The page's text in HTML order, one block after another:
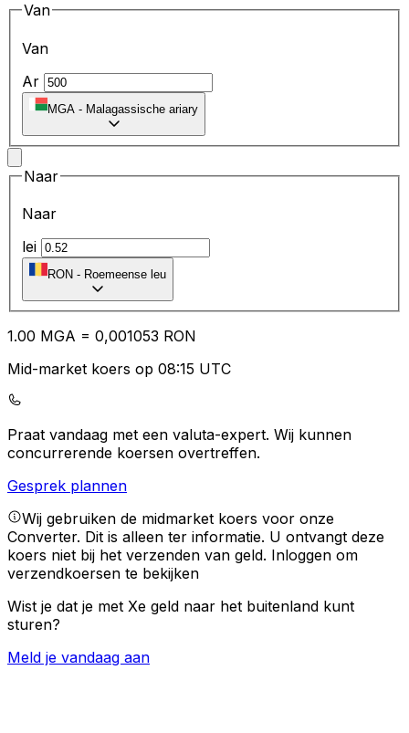
Van
Van
Ar
MGA - Malagassische ariary
Naar
Naar
lei
RON - Roemeense leu
1.00 MGA = 0,001053 RON
Mid-market koers op 08:15 UTC
Praat vandaag met een valuta-expert. Wij kunnen
concurrerende koersen overtreffen.
Gesprek plannen
Wij gebruiken de midmarket koers voor onze
Converter. Dit is alleen ter informatie. U ontvangt deze
koers niet bij het verzenden van geld. Inloggen om
verzendkoersen te bekijken
Wist je dat je met Xe geld naar het buitenland kunt
sturen?
Meld je vandaag aan